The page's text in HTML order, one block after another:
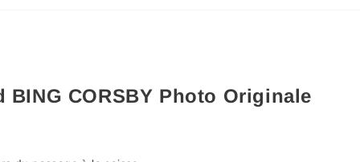
BING CORSBY Photo Originale